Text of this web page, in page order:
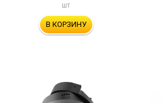
шт
В КОРЗИНУ